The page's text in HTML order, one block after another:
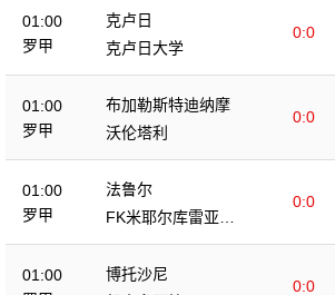
01:00
罗甲
克卢日
0:0
克卢日大学
01:00
罗甲
布加勒斯特迪纳摩
0:0
沃伦塔利
01:00
罗甲
法鲁尔
0:0
FK米耶尔库雷亚丘
克
01:00
博托沙尼
0:0